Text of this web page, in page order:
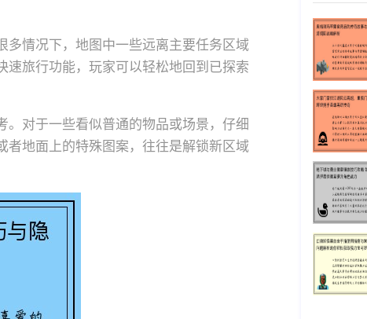
多情况下，地图中一些远离主要任务区域
速旅行功能，玩家可以轻松地回到已探索
对于一些看似普通的物品或场景，仔细
者地面上的特殊图案，往往是解锁新区域